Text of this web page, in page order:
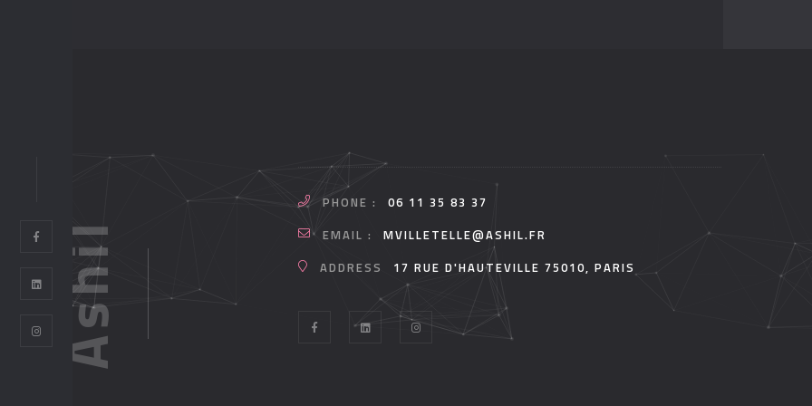
Ashil
PHONE :
06 11 35 83 37
EMAIL :
MVILLETELLE@ASHIL.FR
ADDRESS
17 RUE D'HAUTEVILLE 75010, PARIS